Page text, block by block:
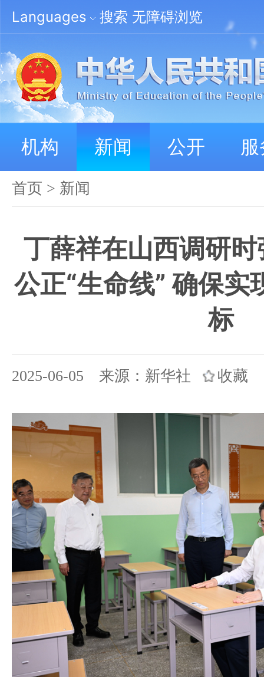
Languages 搜索 无障碍浏览
机构 新闻 公开
首页 > 新闻
丁薛祥在山西调研
公正“生命线” 确保实
标
2025-06-05 来源：新华社 收藏